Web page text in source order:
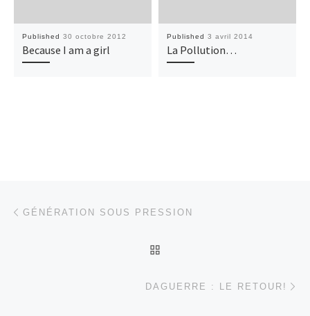
Published 30 octobre 2012
Because I am a girl
Published 3 avril 2014
La Pollution…
Post navigation
GÉNÉRATION SOUS PRESSION
DAGUERRE : LE RETOUR!